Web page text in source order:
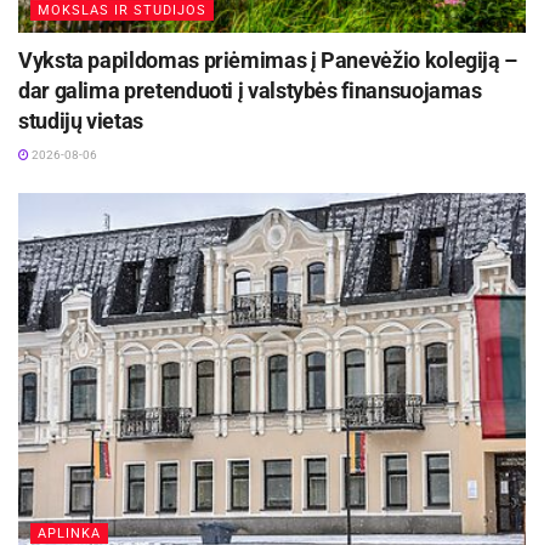
MOKSLAS IR STUDIJOS
Vyksta papildomas priėmimas į Panevėžio kolegiją –
dar galima pretenduoti į valstybės finansuojamas
studijų vietas
2026-08-06
APLINKA